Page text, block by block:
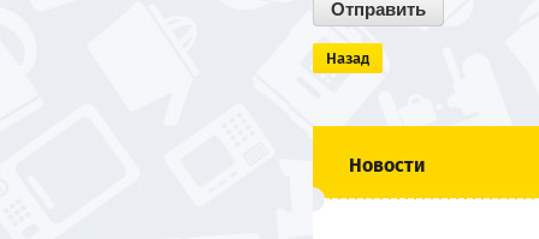
Назад
Новости